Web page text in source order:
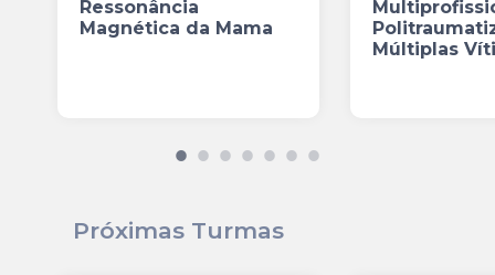
Ressonância
Magnética da Mama
Múltiplas
Próximas Turmas